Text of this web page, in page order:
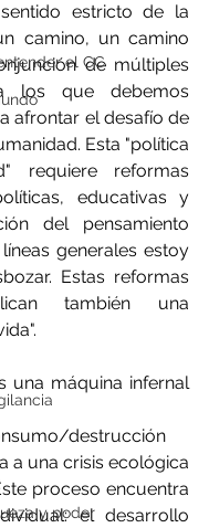
el CC
y poder
estricto de la
camino, un camino
de múltiples
los que debemos
afrontar el desafío de
Esta "política
requiere reformas
educativas y
del pensamiento
generales estoy
Estas reformas
también una
una máquina infernal
destrucción
a una crisis ecológica
proceso encuentra
el desarrollo